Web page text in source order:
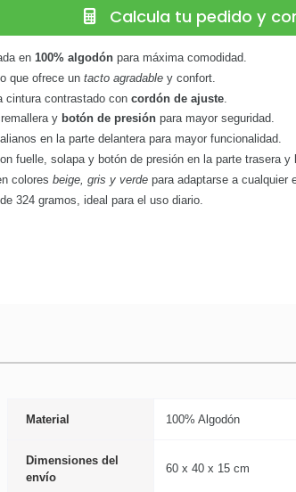
Calcula tu pedido y
en 100% algodón para máxima comodidad.
que ofrece untacto agradable y confort.
cintura contrastado concordón de ajuste
y botón de presión para mayor seguridad.
en la parte delantera para mayor funcionalidad.
fuelle, solapa y botón de presión en la parte trasera y
coloresbeige, gris y verde para adaptarse a cualquier
324 gramos, ideal para el uso diario.
Material 100% Algodón
Dimensiones del
envío
60 x 40 x 15 cm